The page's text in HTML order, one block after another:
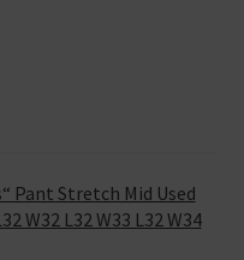
Pant Stretch Mid Used
W32 L32 W33 L32 W34